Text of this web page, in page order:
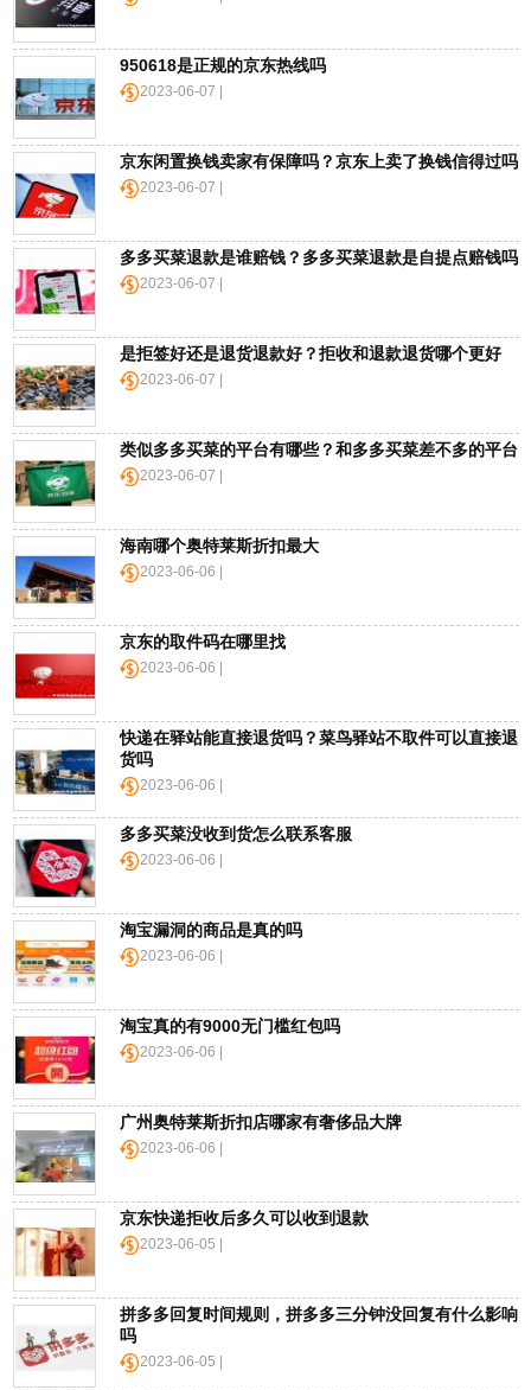
海
淘
站
德
国
海
淘
站
日
本
海
网
站
英
国
海
淘
网
站
950618是正规的京东热线吗
2023-06-07 |
京东闲置换钱卖家有保障吗？京东上卖了换钱信得过吗
2023-06-07 |
多多买菜退款是谁赔钱？多多买菜退款是自提点赔钱吗
2023-06-07 |
是拒签好还是退货退款好？拒收和退款退货哪个更好
2023-06-07 |
类似多多买菜的平台有哪些？和多多买菜差不多的平台
2023-06-07 |
海南哪个奥特莱斯折扣最大
2023-06-06 |
京东的取件码在哪里找
2023-06-06 |
快递在驿站能直接退货吗？菜鸟驿站不取件可以直接退
货吗
2023-06-06 |
多多买菜没收到货怎么联系客服
2023-06-06 |
淘宝漏洞的商品是真的吗
2023-06-06 |
淘宝真的有9000无门槛红包吗
2023-06-06 |
广州奥特莱斯折扣店哪家有奢侈品大牌
2023-06-06 |
京东快递拒收后多久可以收到退款
2023-06-05 |
拼多多回复时间规则，拼多多三分钟没回复有什么影响
吗
2023-06-05 |